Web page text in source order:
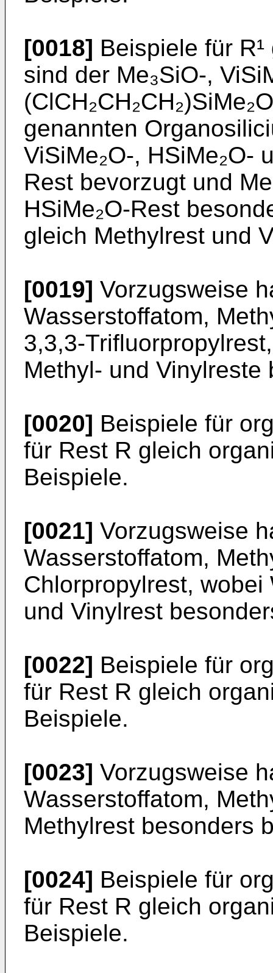
[0018] Beispiele für
sind der Me₃SiO-,
genannten
ViSiMe₂O-, HSiMe₂O-
Rest bevorzugt und
HSiMe₂O-Rest
gleich Methylrest und
[0019] Vorzugsweise
Wasserstoffatom,
3,3,3-
Methyl- und
[0020] Beispiele für
für Rest R gleich
Beispiele.
[0021] Vorzugsweise
Wasserstoffatom,
Chlorpropylrest,
und Vinylrest
[0022] Beispiele für
für Rest R gleich
Beispiele.
[0023] Vorzugsweise
Wasserstoffatom,
Methylrest besonders
[0024] Beispiele für
für Rest R gleich
Beispiele.